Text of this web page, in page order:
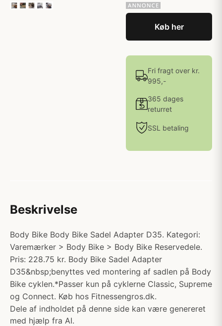
Køb her
Fri fragt over kr.
995,-
365 dages
returret
SSL betaling
Beskrivelse
Body Bike Body Bike Sadel Adapter D35. Kategori:
Varemærker > Body Bike > Body Bike Reservedele.
Pris: 228.75 kr. Body Bike Sadel Adapter
D35&nbsp;benyttes ved montering af sadlen på Body
Bike cyklen.*Passer kun på cyklerne Classic, Supreme
og Connect. Køb hos Fitnessengros.dk.
Dele af indholdet på denne side kan være genereret
med hjælp fra AI.